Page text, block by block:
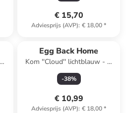
€ 15,70
Adviesprijs (AVP): € 18,00*
Egg Back Home
Kom ''Cloud'' lichtblauw - Ø
16 cm
-38%
€ 10,99
Adviesprijs (AVP): € 18,00*